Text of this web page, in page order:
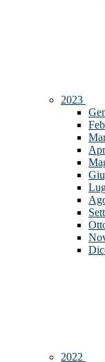
2023
2022